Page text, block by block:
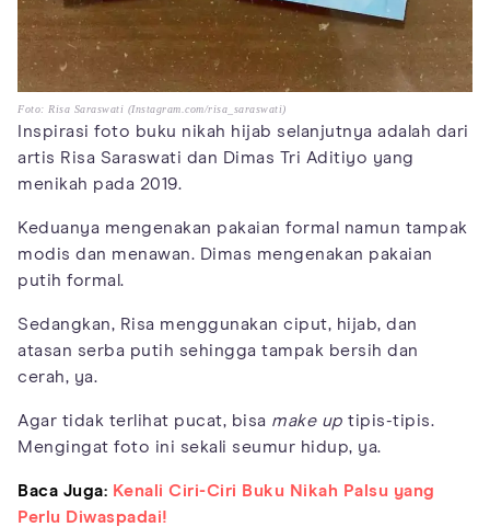
Foto: Risa Saraswati (Instagram.com/risa_saraswati)
Inspirasi foto buku nikah hijab selanjutnya adalah dari
artis Risa Saraswati dan Dimas Tri Aditiyo yang
menikah pada 2019.
Keduanya mengenakan pakaian formal namun tampak
modis dan menawan. Dimas mengenakan pakaian
putih formal.
Sedangkan, Risa menggunakan ciput, hijab, dan
atasan serba putih sehingga tampak bersih dan
cerah, ya.
Agar tidak terlihat pucat, bisa make up tipis-tipis.
Mengingat foto ini sekali seumur hidup, ya.
Baca Juga: Kenali Ciri-Ciri Buku Nikah Palsu yang
Perlu Diwaspadai!